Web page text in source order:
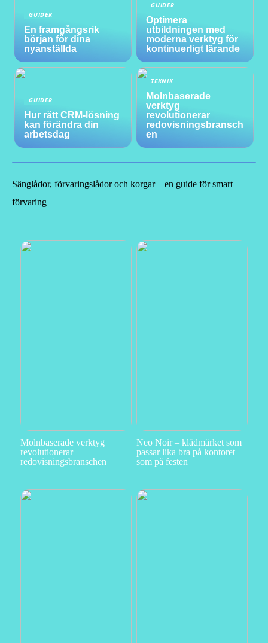
GUIDER
En framgångsrik
början för dina
nyanställda
GUIDER
Optimera
utbildningen med
moderna verktyg för
kontinuerligt lärande
GUIDER
Hur rätt CRM-lösning
kan förändra din
arbetsdag
TEKNIK
Molnbaserade
verktyg
revolutionerar
redovisningsbransch
en
Sänglådor, förvaringslådor och korgar – en guide för smart
förvaring
Molnbaserade verktyg
revolutionerar
redovisningsbranschen
Neo Noir – klädmärket som
passar lika bra på kontoret
som på festen